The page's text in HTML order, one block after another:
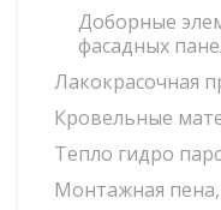
Доборные
фасадных
Лакокрасочная
Кровельные
Тепло гидро
Монтажная